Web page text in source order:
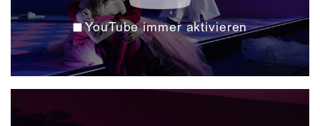
YouTube immer aktivieren